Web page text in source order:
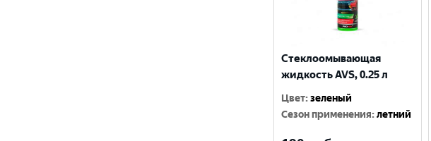
Стеклоомывающая
жидкость AVS, 0.25 л
Цвет:зеленый
Сезон применения:летний